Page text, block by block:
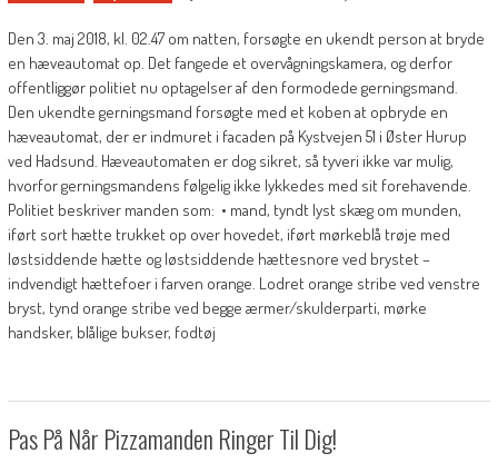
Den 3. maj 2018, kl. 02.47 om natten, forsøgte en ukendt person at bryde
en hæveautomat op. Det fangede et overvågningskamera, og derfor
offentliggør politiet nu optagelser af den formodede gerningsmand.
Den ukendte gerningsmand forsøgte med et koben at opbryde en
hæveautomat, der er indmuret i facaden på Kystvejen 51 i Øster Hurup
ved Hadsund. Hæveautomaten er dog sikret, så tyveri ikke var mulig,
hvorfor gerningsmandens følgelig ikke lykkedes med sit forehavende.
Politiet beskriver manden som: • mand, tyndt lyst skæg om munden,
iført sort hætte trukket op over hovedet, iført mørkeblå trøje med
løstsiddende hætte og løstsiddende hættesnore ved brystet –
indvendigt hættefoer i farven orange. Lodret orange stribe ved venstre
bryst, tynd orange stribe ved begge ærmer/skulderparti, mørke
handsker, blålige bukser, fodtøj
Pas På Når Pizzamanden Ringer Til Dig!